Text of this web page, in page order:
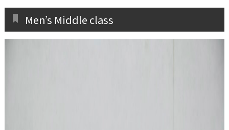
Men’s Middle class